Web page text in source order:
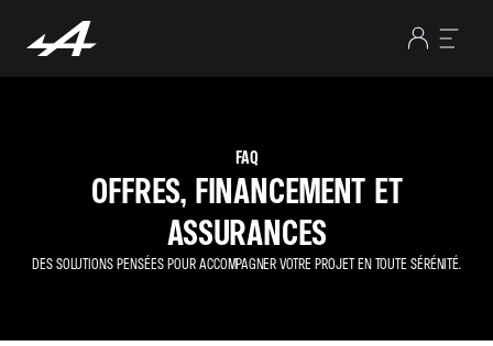
FAQ
OFFRES, FINANCEMENT ET
ASSURANCES
DES SOLUTIONS PENSÉES POUR ACCOMPAGNER VOTRE PROJET EN TOUTE SÉRÉNITÉ.